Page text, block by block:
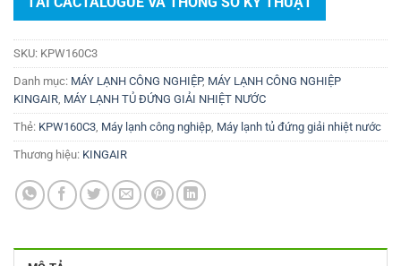
SKU: KPW160C3
Danh mục: MÁY LẠNH CÔNG NGHIỆP, MÁY LẠNH CÔNG NGHIỆP
KINGAIR, MÁY LẠNH TỦ ĐỨNG GIẢI NHIỆT NƯỚC
Thẻ: KPW160C3, Máy lạnh công nghiệp, Máy lạnh tủ đứng giải nhiệt nước
Thương hiệu: KINGAIR